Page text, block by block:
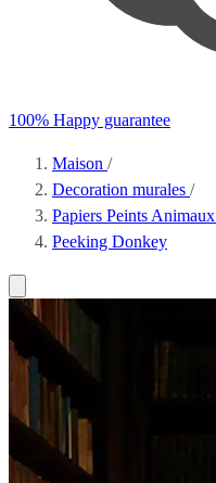
100% Happy guarantee
Maison /
Decoration murales /
Papiers Peints Animaux
Peeking Donkey